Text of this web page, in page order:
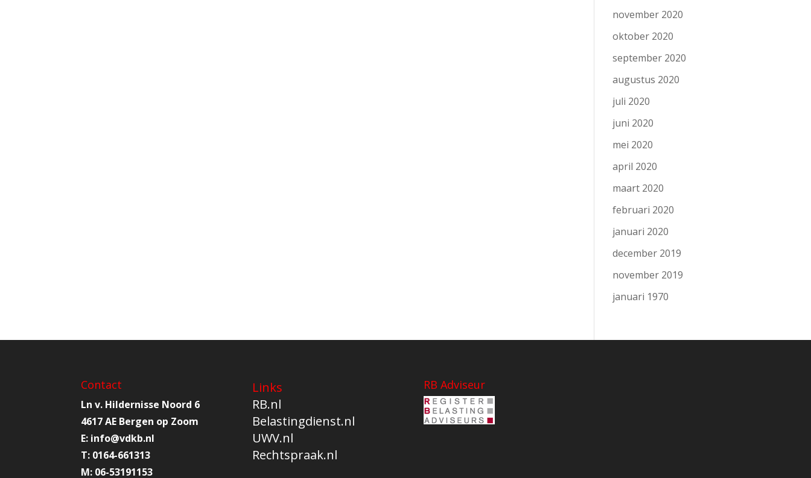
november 2020
oktober 2020
september 2020
augustus 2020
juli 2020
juni 2020
mei 2020
april 2020
maart 2020
februari 2020
januari 2020
december 2019
november 2019
januari 1970
Contact
Ln v. Hildernisse Noord 6
4617 AE Bergen op Zoom
E: info@vdkb.nl
T: 0164-661313
M: 06-53191153
Links
RB.nl
Belastingdienst.nl
UWV.nl
Rechtspraak.nl
RB Adviseur